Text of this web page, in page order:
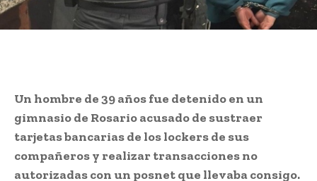
Un hombre de 39 años fue detenido en un
gimnasio de Rosario acusado de sustraer
tarjetas bancarias de los lockers de sus
compañeros y realizar transacciones no
autorizadas con un posnet que llevaba consigo.